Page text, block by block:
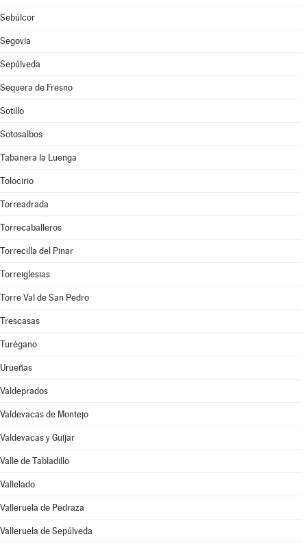
Sebúlcor
Segovia
Sepúlveda
Sequera de Fresno
Sotillo
Sotosalbos
Tabanera la Luenga
Tolocirio
Torreadrada
Torrecaballeros
Torrecilla del Pinar
Torreiglesias
Torre Val de San Pedro
Trescasas
Turégano
Urueñas
Valdeprados
Valdevacas de Montejo
Valdevacas y Guijar
Valle de Tabladillo
Vallelado
Valleruela de Pedraza
Valleruela de Sepúlveda